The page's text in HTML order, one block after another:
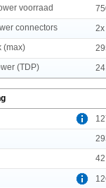
voorraad
connectors
(max)
(TDP)